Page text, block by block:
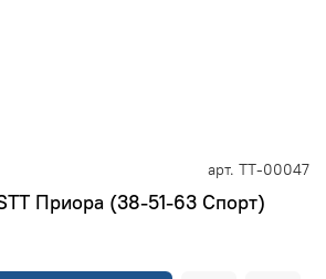
арт. ТТ-00047
Приора (38-51-63 Спорт)